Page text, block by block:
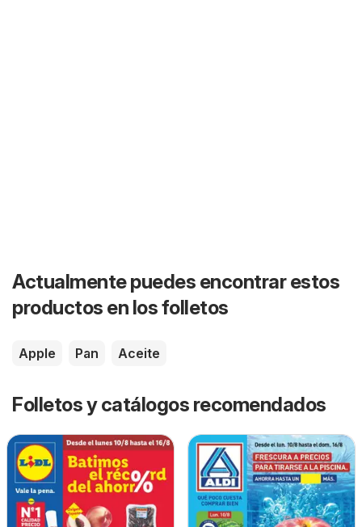
Actualmente puedes encontrar estos
productos en los folletos
Apple Pan Aceite
Folletos y catálogos recomendados